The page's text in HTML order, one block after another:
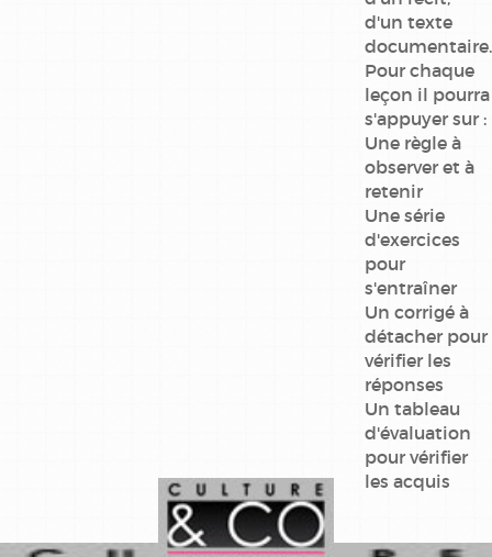
d'un texte
documentaire.
Pour chaque
leçon il pourra
s'appuyer sur :
Une règle à
observer et à
retenir
Une série
d'exercices
pour
s'entraîner
Un corrigé à
détacher pour
vérifier les
réponses
Un tableau
d'évaluation
pour vérifier
les acquis